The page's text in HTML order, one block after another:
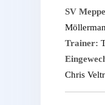
SV
Trainer:
Chris